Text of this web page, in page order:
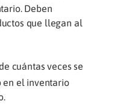
Deben
que llegan al
cuántas veces se
en el inventario